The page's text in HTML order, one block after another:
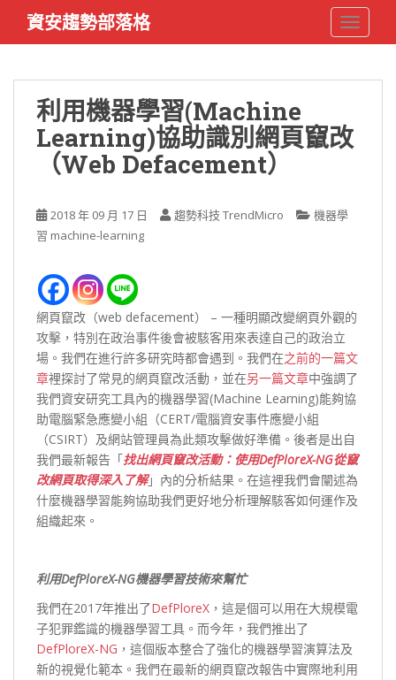
i
資安趨勢部落格
利用機器學習(Machine
Learning)協助識別網頁竄改
（Web Defacement）
2018 年 09 月 17 日 趨勢科技 TrendMicro
機器學
習 machine-learning
網頁竄改（web defacement） – 一種明顯改變網頁外觀的
攻擊，特別在政治事件後會被駭客用來表達自己的政治立
場。我們在進行許多研究時都會遇到。我們在之前的一篇文
章裡探討了常見的網頁竄改活動，並在另一篇文章中強調了
我們資安研究工具內的機器學習(Machine Learning)能夠協
助電腦緊急應變小組（CERT/電腦資安事件應變小組
（CSIRT）及網站管理員為此類攻擊做好準備。後者是出自
我們最新報告「找出網頁竄改活動：使用DefPloreX-NG從竄
改網頁取得深入了解」內的分析結果。在這裡我們會闡述為
什麼機器學習能夠協助我們更好地分析理解駭客如何運作及
組織起來。
利用DefPloreX-NG機器學習技術來幫忙
我們在2017年推出了DefPloreX ，這是個可以用在大規模電
子犯罪鑑識的機器學習工具。而今年，我們推出了
DefPloreX-NG ，這個版本整合了強化的機器學習演算法及
新的視覺化範本。我們在最新的網頁竄改報告中實際地利用